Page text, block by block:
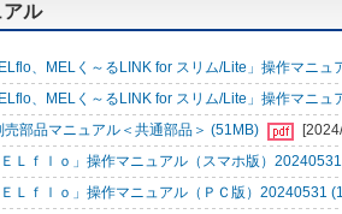
ル
、MELく～るLINK for スリム/Lite」操作マニュ
、MELく～るLINK for スリム/Lite」操作マニュ
部品マニュアル＜共通部品＞ (51MB)
Ｌｆｌｏ」操作マニュアル（スマホ版）
Ｌｆｌｏ」操作マニュアル（ＰＣ版）20240531